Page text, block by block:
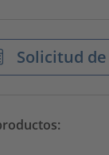
Solicitud